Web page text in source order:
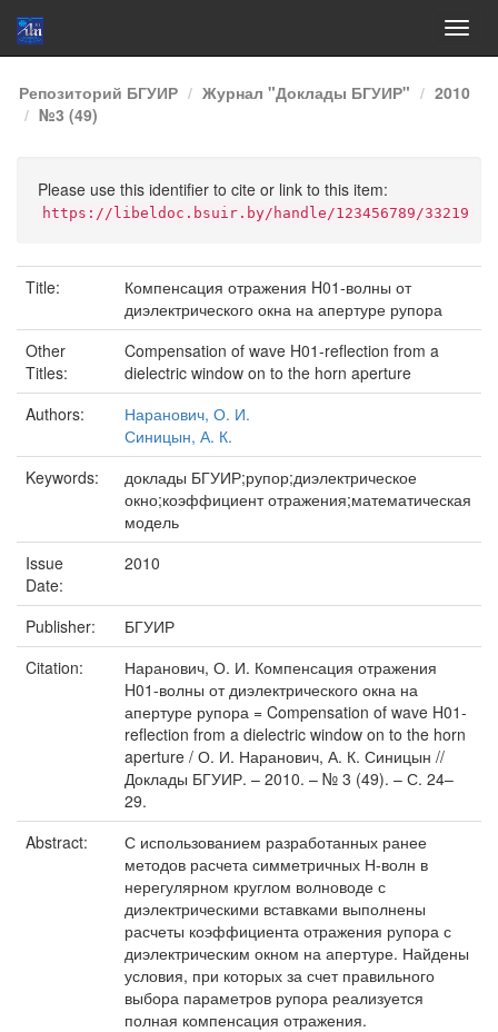
Skip
navigation
Репозиторий БГУИР Журнал "Доклады БГУИР"
2010
№3 (49)
Please use this identifier to cite or link to this item:
https://libeldoc.bsuir.by/handle/123456789/33219
Title:
Компенсация отражения H01-волны от
диэлектрического окна на апертуре рупора
Other
Titles:
Compensation of wave H01-reflection from a
dielectric window on to the horn aperture
Authors:
Наранович, О. И.
Синицын, А. К.
Keywords:
доклады БГУИР;рупор;диэлектрическое
окно;коэффициент отражения;математическая
модель
Issue
Date:
2010
Publisher:
БГУИР
Citation:
Наранович, О. И. Компенсация отражения
H01-волны от диэлектрического окна на
апертуре рупора = Compensation of wave H01-
reflection from a dielectric window on to the horn
aperture / О. И. Наранович, А. К. Синицын //
Доклады БГУИР. – 2010. – № 3 (49). – С. 24–
29.
Abstract:
С использованием разработанных ранее
методов расчета симметричных Н-волн в
нерегулярном круглом волноводе с
диэлектрическими вставками выполнены
расчеты коэффициента отражения рупора с
диэлектрическим окном на апертуре. Найдены
условия, при которых за счет правильного
выбора параметров рупора реализуется
полная компенсация отражения.